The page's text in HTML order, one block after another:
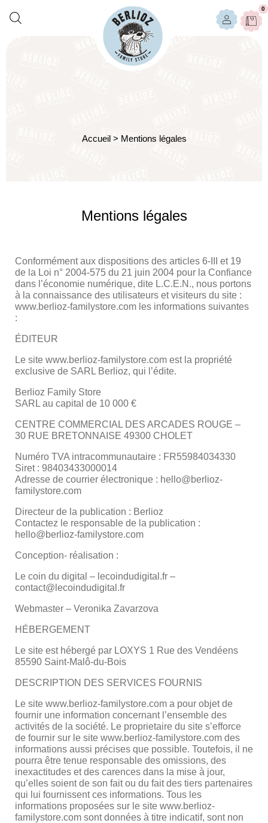
0
Accueil> Mentions légales
Mentions légales
Conformément aux dispositions des articles 6-III et 19
de la Loi n° 2004-575 du 21 juin 2004 pour la Confiance
dans l’économie numérique, dite L.C.E.N., nous portons
à la connaissance des utilisateurs et visiteurs du site :
www.berlioz-familystore.com les informations suivantes
:
ÉDITEUR
Le site www.berlioz-familystore.com est la propriété
exclusive de SARL Berlioz, qui l’édite.
Berlioz Family Store
SARL au capital de 10 000 €
CENTRE COMMERCIAL DES ARCADES ROUGE –
30 RUE BRETONNAISE 49300 CHOLET
Numéro TVA intracommunautaire : FR55984034330
Siret : 98403433000014
Adresse de courrier électronique : hello@berlioz-
familystore.com
Directeur de la publication : Berlioz
Contactez le responsable de la publication :
hello@berlioz-familystore.com
Conception- réalisation :
Le coin du digital – lecoindudigital.fr –
contact@lecoindudigital.fr
Webmaster – Veronika Zavarzova
HÉBERGEMENT
Le site est hébergé par LOXYS 1 Rue des Vendéens
85590 Saint-Malô-du-Bois
DESCRIPTION DES SERVICES FOURNIS
Le site www.berlioz-familystore.com a pour objet de
fournir une information concernant l’ensemble des
activités de la société. Le proprietaire du site s’efforce
de fournir sur le site www.berlioz-familystore.com des
informations aussi précises que possible. Toutefois, il ne
pourra être tenue responsable des omissions, des
inexactitudes et des carences dans la mise à jour,
qu’elles soient de son fait ou du fait des tiers partenaires
qui lui fournissent ces informations. Tous les
informations proposées sur le site www.berlioz-
familystore.com sont données à titre indicatif, sont non